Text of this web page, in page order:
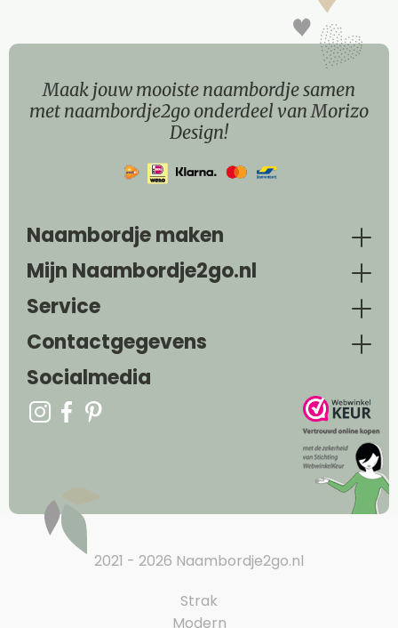
Maak jouw mooiste naambordje samen
met naambordje2go onderdeel van Morizo
Design!
Naambordje maken
Mijn Naambordje2go.nl
Service
Contactgegevens
Socialmedia
2021 - 2026 Naambordje2go.nl
Strak
Modern